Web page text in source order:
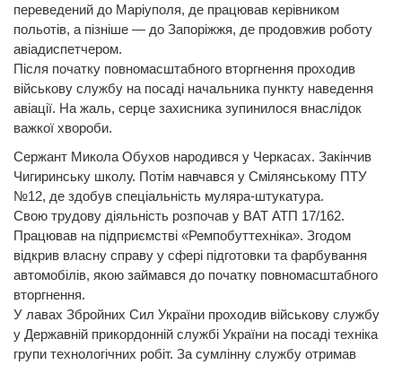
переведений до Маріуполя, де працював керівником
польотів, а пізніше — до Запоріжжя, де продовжив роботу
авіадиспетчером.
Після початку повномасштабного вторгнення проходив
військову службу на посаді начальника пункту наведення
авіації. На жаль, серце захисника зупинилося внаслідок
важкої хвороби.
Сержант Микола Обухов народився у Черкасах. Закінчив
Чигиринську школу. Потім навчався у Смілянському ПТУ
№12, де здобув спеціальність муляра-штукатура.
Свою трудову діяльність розпочав у ВАТ АТП 17/162.
Працював на підприємстві «Ремпобуттехніка». Згодом
відкрив власну справу у сфері підготовки та фарбування
автомобілів, якою займався до початку повномасштабного
вторгнення.
У лавах Збройних Сил України проходив військову службу
у Державній прикордонній службі України на посаді техніка
групи технологічних робіт. За сумлінну службу отримав